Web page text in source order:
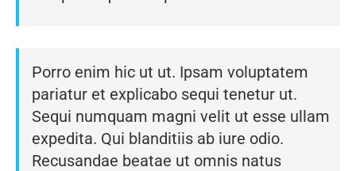
Porro enim hic ut ut. Ipsam voluptatem
pariatur et explicabo sequi tenetur ut.
Sequi numquam magni velit ut esse ullam
expedita. Qui blanditiis ab iure odio.
Recusandae beatae ut omnis natus